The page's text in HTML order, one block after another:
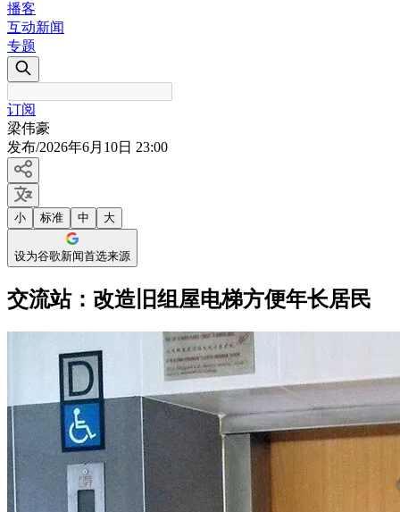
播客
互动新闻
专题
订阅
梁伟豪
发布/2026年6月10日 23:00
小 标准 中 大
设为谷歌新闻首选来源
交流站：改造旧组屋电梯方便年长居民